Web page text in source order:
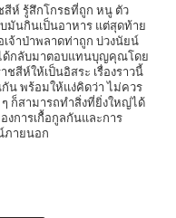
สีห์ รู้สึกโกรธที่ถูก หนู ตัว
มันกินเป็นอาหาร แต่สุดท้าย
จ้าป่าพลาดท่าถูก บ่วงนัยน์
ด้กลับมาตอบแทนบุญคุณโดย
สีห์ให้เป็นอิสระ เรื่องราวนี้
น พร้อมให้แง่คิดว่า ไม่ควร
ก็สามารถทำสิ่งที่ยิ่งใหญ่ได้
การเกื้อกูลกันและการ
ภายนอก